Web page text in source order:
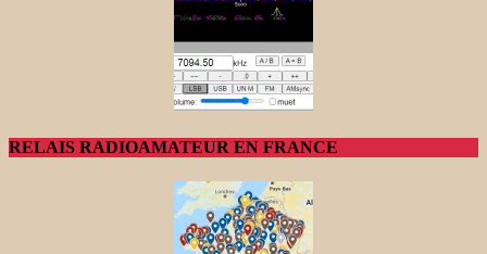
RELAIS RADIOAMATEUR EN FRANCE